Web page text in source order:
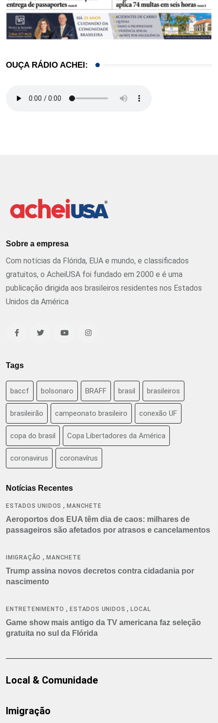
OUÇA RÁDIO ACHEI:
Sobre a empresa
Com notícias da Flórida, EUA e mundo, e classificados
gratuitos, o AcheiUSA foi fundado em 2000 e é uma
publicação dirigida aos brasileiros residentes nos Estados
Unidos da América
Tags
baccf bolsonaro BRAFF brasil brasileiros
brasileirão campeonato brasileiro conexão UF
copa do brasil Copa Libertadores da América
coronavirus coronavírus
Notícias Recentes
ESTADOS UNIDOS ,MANCHETE
Aeroportos dos EUA têm dia de caos: milhares de
passageiros são afetados por atrasos e cancelamentos
IMIGRAÇÃO ,MANCHETE
Trump assina novos decretos contra cidadania por
nascimento
ENTRETENIMENTO ,ESTADOS UNIDOS ,LOCAL
Game show mais antigo da TV americana faz seleção
gratuita no sul da Flórida
Local & Comunidade
Imigração